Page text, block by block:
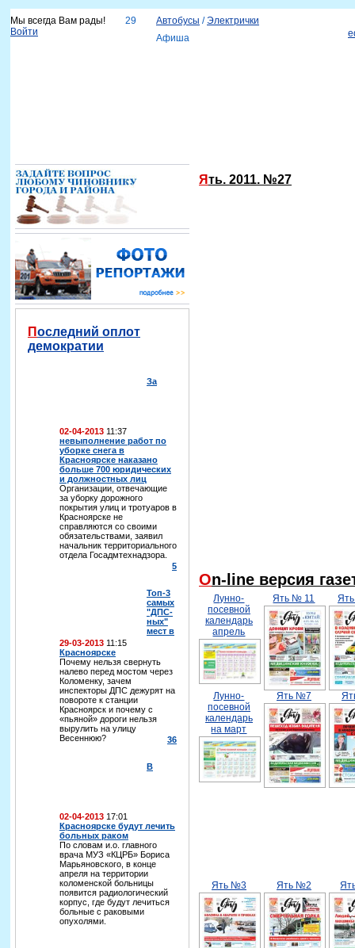
Мы всегда Вам рады!
Войти
29 Автобусы /Электрички
Афиша
Последний оплот
демократии
02-04-2013 11:37
За
невыполнение работ по
уборке снега в
Красноярске наказано
больше 700 юридических
и должностных лиц
Организации, отвечающие
за уборку дорожного
покрытия улиц и тротуаров в
Красноярске не
справляются со своими
обязательствами, заявил
начальник территориального
отдела Госадмтехнадзора.
5
29-03-2013 11:15
Топ-3
самых
"ДПС-
ных"
мест в
Красноярске
Почему нельзя свернуть
налево перед мостом через
Коломенку, зачем
инспекторы ДПС дежурят на
повороте к станции
Красноярск и почему с
«пьяной» дороги нельзя
вырулить на улицу
Весеннюю?
36
02-04-2013 17:01
В
Красноярске будут лечить
больных раком
По словам и.о. главного
врача МУЗ «КЦРБ» Бориса
Марьяновского, в конце
апреля на территории
коломенской больницы
появится радиологический
корпус, где будут лечиться
больные с раковыми
опухолями.
Ять. 2011. №27
On-line версия
Лунно-
посевной
календарь
апрель
Ять № 11
Лунно-
посевной
календарь
на март
Ять №7
Ять №3 Ять №2